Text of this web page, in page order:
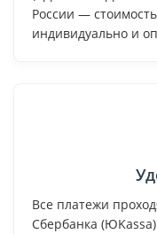
России —
индивидуально и
Все платежи
Сбербанка